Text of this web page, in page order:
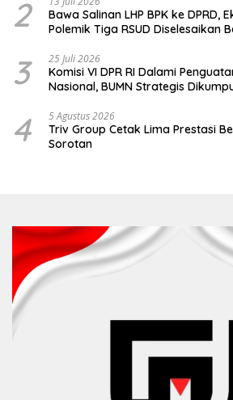
2
Bawa Salinan LHP BPK ke DPRD,
Polemik Tiga RSUD Diselesaikan
3 25 Juli 2026
Komisi VI DPR RI Dalami
Nasional, BUMN Strategis
4 5 Agustus 2026
Triv Group Cetak Lima Prestasi
Sorotan